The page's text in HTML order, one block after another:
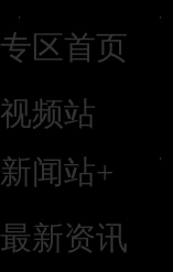
专区首页
视频站
新闻站+
最新资讯